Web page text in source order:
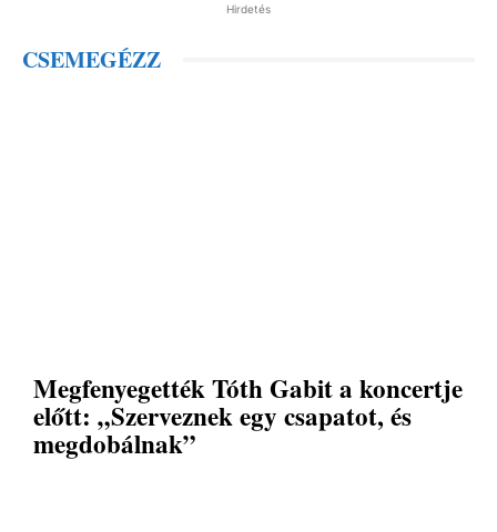
Hirdetés
CSEMEGÉZZ
Megfenyegették Tóth Gabit a koncertje
előtt: „Szerveznek egy csapatot, és
megdobálnak”